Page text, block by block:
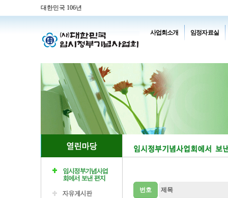
대한민국 106년
사업회소개 임정자료실
번호 제목